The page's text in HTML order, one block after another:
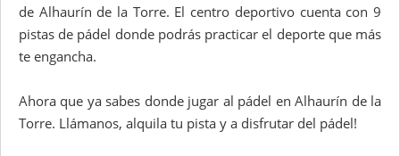
de Alhaurín de la Torre. El centro deportivo cuenta con 9
pistas de pádel donde podrás practicar el deporte que más
te engancha.
Ahora que ya sabes donde jugar al pádel en Alhaurín de la
Torre. Llámanos, alquila tu pista y a disfrutar del pádel!